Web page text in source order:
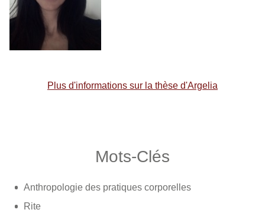
Plus d'informations sur la thèse d'Argelia
Mots-Clés
Anthropologie des pratiques corporelles
Rite